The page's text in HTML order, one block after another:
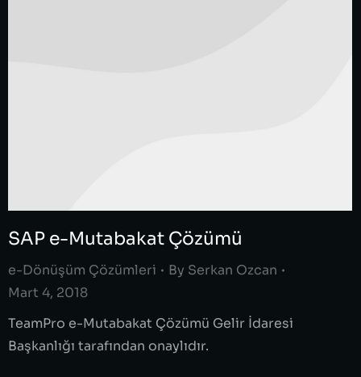
SAP e-Mutabakat Çözümü
e-Dönüşüm Çözümleri By Serkan Ozcan
Mart 4, 2018
TeamPro e-Mutabakat Çözümü Gelir İdaresi
Başkanlığı tarafından onaylıdır.